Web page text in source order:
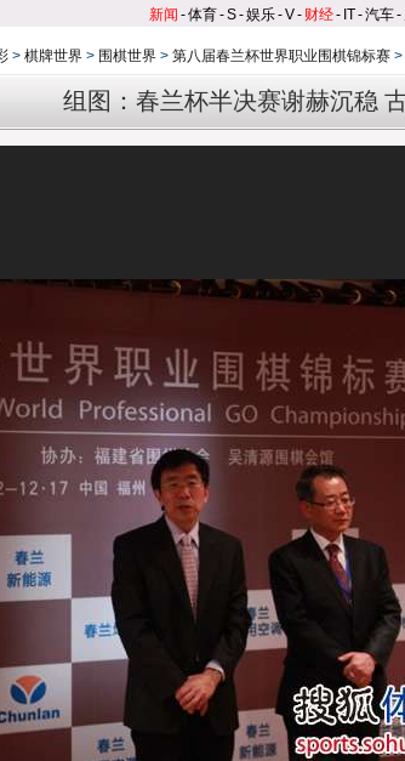
新闻 -体育-S-娱乐-V- 财经- IT-汽车-
> 棋牌世界 > 围棋世界 > 第八届春兰杯世界职业围棋锦标赛 >
组图：春兰杯半决赛谢赫沉稳